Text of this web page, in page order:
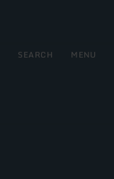
SEARCH MENU